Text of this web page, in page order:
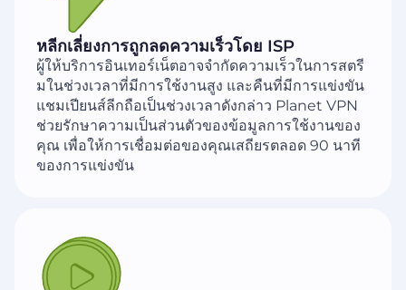
หลีกเลี่ยงการถูกลดความเร็วโดย ISP
ผู้ให้บริการอินเทอร์เน็ตอาจจำกัดความเร็วในการสตรี
มในช่วงเวลาที่มีการใช้งานสูง และคืนที่มีการแข่งขัน
แชมเปียนส์ลีกถือเป็นช่วงเวลาดังกล่าว Planet VPN
ช่วยรักษาความเป็นส่วนตัวของข้อมูลการใช้งานของ
คุณ เพื่อให้การเชื่อมต่อของคุณเสถียรตลอด 90 นาที
ของการแข่งขัน